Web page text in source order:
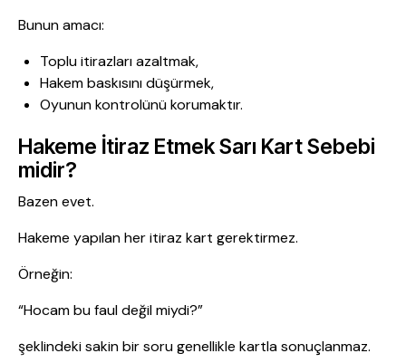
Bunun amacı:
Toplu itirazları azaltmak,
Hakem baskısını düşürmek,
Oyunun kontrolünü korumaktır.
Hakeme İtiraz Etmek Sarı Kart Sebebi
midir?
Bazen evet.
Hakeme yapılan her itiraz kart gerektirmez.
Örneğin:
“Hocam bu faul değil miydi?”
şeklindeki sakin bir soru genellikle kartla sonuçlanmaz.